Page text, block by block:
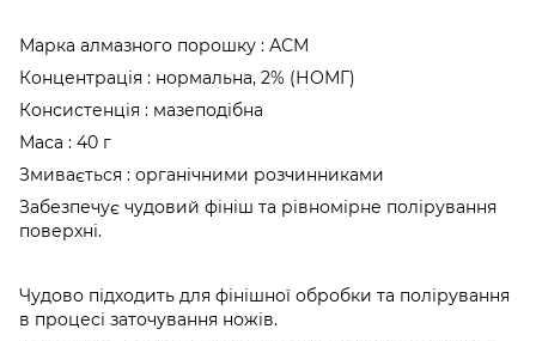
Марка алмазного порошку : АСМ
Концентрація : нормальна, 2% (НОМГ)
Консистенція : мазеподібна
Маса : 40 г
Змивається : органічними розчинниками
Забезпечує чудовий фініш та рівномірне полірування
поверхні.
Чудово підходить для фінішної обробки та полірування
в процесі заточування ножів.